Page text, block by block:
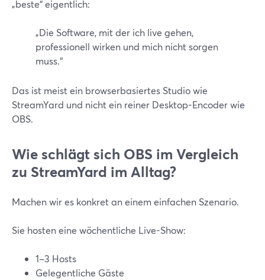
„beste“ eigentlich:
„Die Software, mit der ich live gehen,
professionell wirken und mich nicht sorgen
muss.“
Das ist meist ein browserbasiertes Studio wie
StreamYard und nicht ein reiner Desktop-Encoder wie
OBS.
Wie schlägt sich OBS im Vergleich
zu StreamYard im Alltag?
Machen wir es konkret an einem einfachen Szenario.
Sie hosten eine wöchentliche Live-Show:
1–3 Hosts
Gelegentliche Gäste